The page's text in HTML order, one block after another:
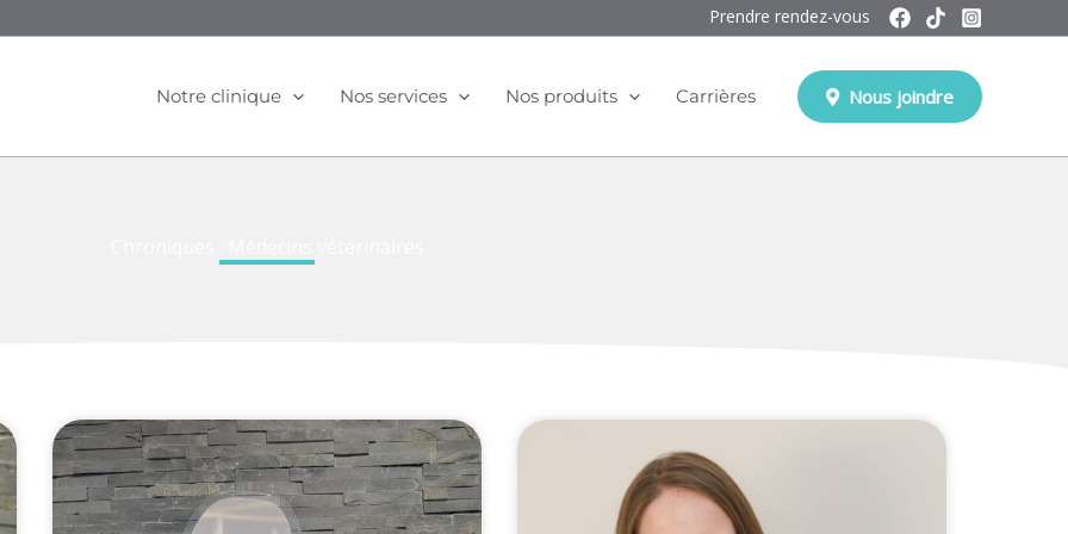
Prendre rendez-vous
Notre clinique Nos services Nos produits Carrières Nous joindre